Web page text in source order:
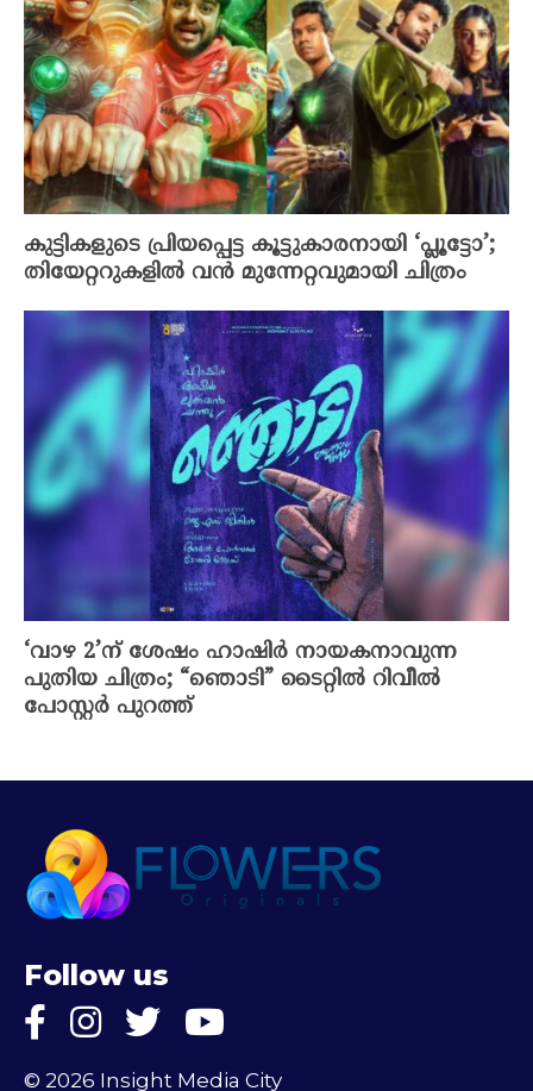
കുട്ടികളുടെ പ്രിയപ്പെട്ട കൂട്ടുകാരനായി ‘പ്ലൂട്ടോ’;
തിയേറ്ററുകളിൽ വൻ മുന്നേറ്റവുമായി ചിത്രം
‘വാഴ 2’ന് ശേഷം ഹാഷിർ നായകനാവുന്ന
പുതിയ ചിത്രം; “ഞൊടി” ടൈറ്റിൽ റിവീൽ
പോസ്റ്റർ പുറത്ത്
Follow us
© 2026 Insight Media City